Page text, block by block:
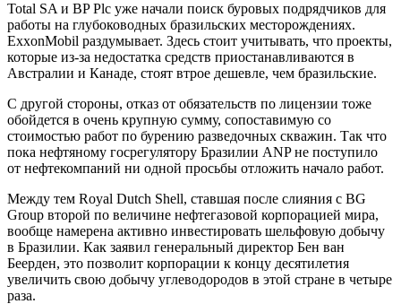
Total SA и BP Plc уже начали поиск буровых подрядчиков для
работы на глубоководных бразильских месторождениях.
ExxonMobil раздумывает. Здесь стоит учитывать, что проекты,
которые из-за недостатка средств приостанавливаются в
Австралии и Канаде, стоят втрое дешевле, чем бразильские.
С другой стороны, отказ от обязательств по лицензии тоже
обойдется в очень крупную сумму, сопоставимую со
стоимостью работ по бурению разведочных скважин. Так что
пока нефтяному госрегулятору Бразилии ANP не поступило
от нефтекомпаний ни одной просьбы отложить начало работ.
Между тем Royal Dutch Shell, ставшая после слияния с BG
Group второй по величине нефтегазовой корпорацией мира,
вообще намерена активно инвестировать шельфовую добычу
в Бразилии. Как заявил генеральный директор Бен ван
Беерден, это позволит корпорации к концу десятилетия
увеличить свою добычу углеводородов в этой стране в четыре
раза.